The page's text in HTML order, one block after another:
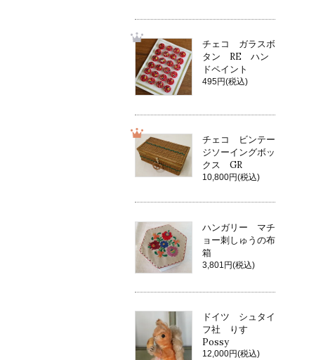
チェコ ガラスボ
タン RE ハン
ドペイント
495円(税込)
チェコ ビンテー
ジソーイングボッ
クス GR
10,800円(税込)
ハンガリー マチ
ョー刺しゅうの布
箱
3,801円(税込)
ドイツ シュタイ
フ社 りす
Possy
12,000円(税込)